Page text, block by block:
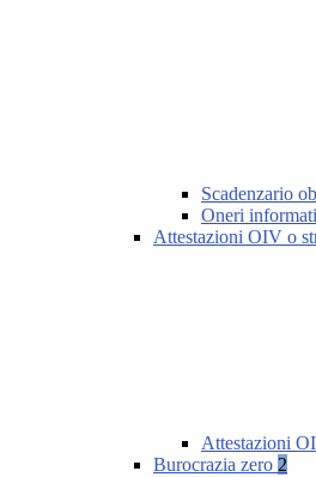
Scadenzario
Oneri
Attestazioni OIV o
Attestazioni
Burocrazia zero 2